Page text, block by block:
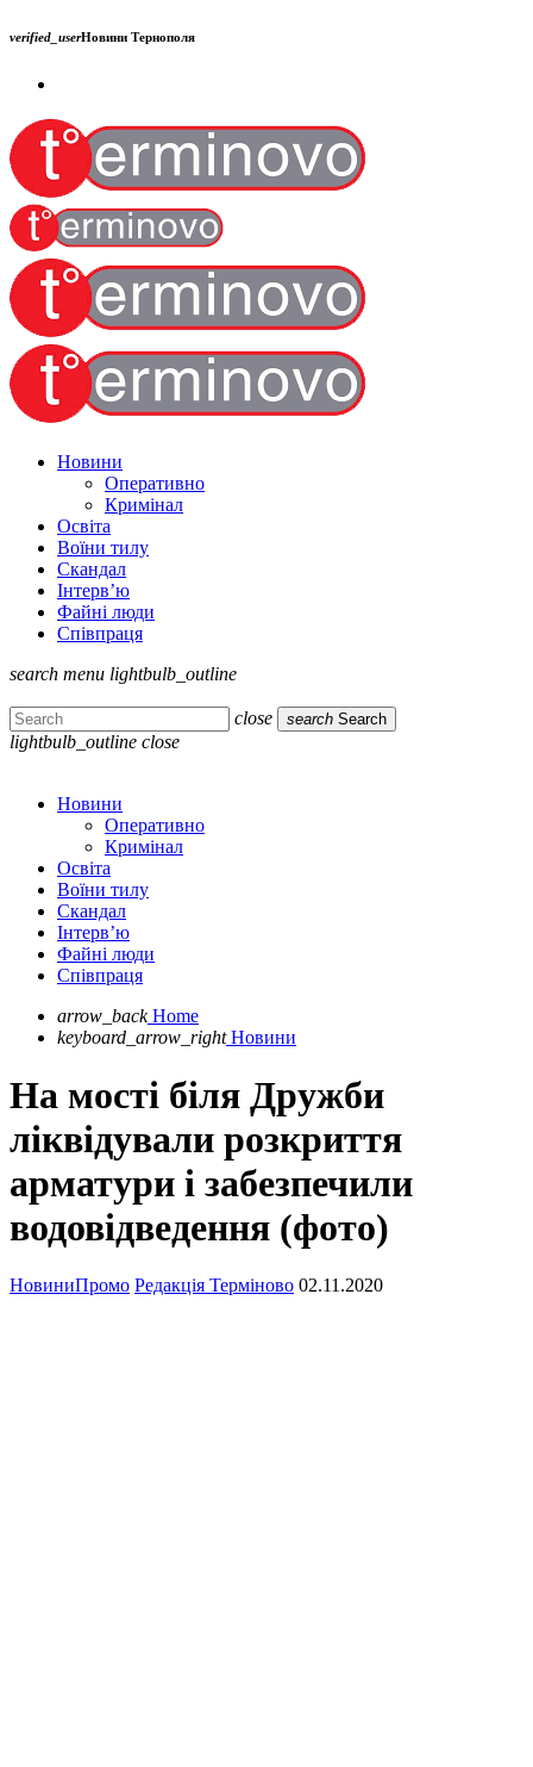
verified_userНовини Тернополя
Новини
Оперативно
Кримінал
Освіта
Воїни тилу
Скандал
Інтерв’ю
Файні люди
Співпраця
search menu lightbulb_outline
close search Search
lightbulb_outline close
Новини
Оперативно
Кримінал
Освіта
Воїни тилу
Скандал
Інтерв’ю
Файні люди
Співпраця
arrow_back Home
keyboard_arrow_right Новини
На мості біля Дружби
ліквідували розкриття
арматури і забезпечили
водовідведення (фото)
НовиниПромо Редакція Терміново 02.11.2020